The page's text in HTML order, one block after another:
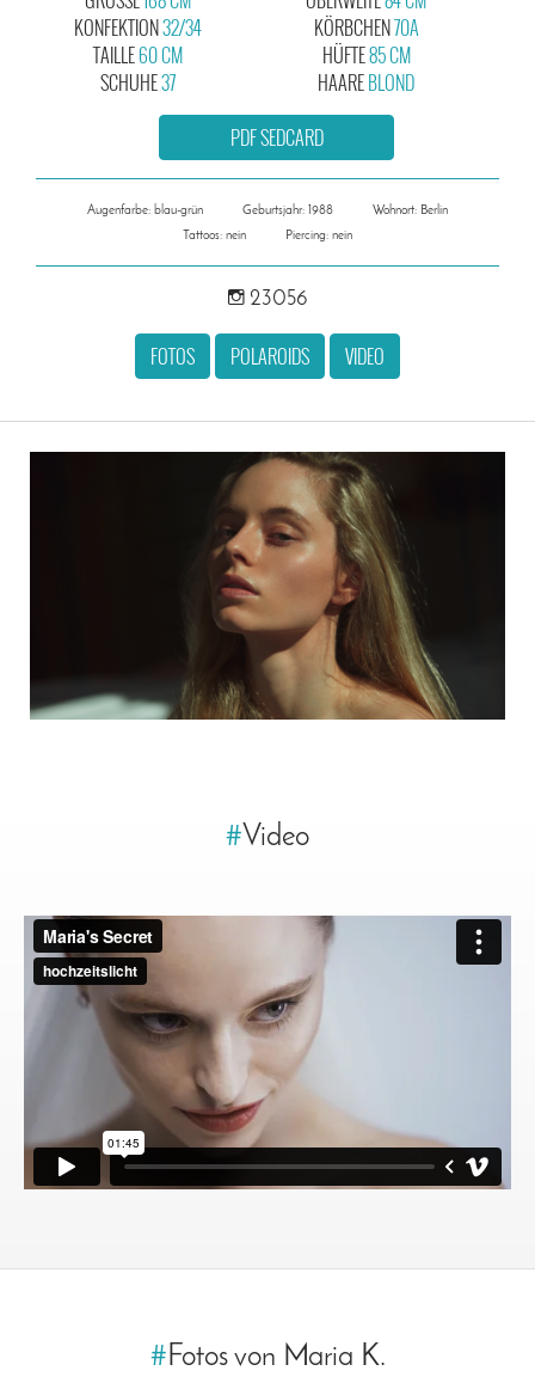
KONFEKTION32/34
KÖRBCHEN70A
TAILLE60 CM
SCHUHE37
HÜFTE85 CM
HAAREBLOND
PDF SEDCARD
Augenfarbe: blau-grün Geburtsjahr: 1988
Wohnort: Berlin
Tattoos: nein
Piercing: nein
23056
FOTOS POLAROIDS VIDEO
#Video
# Fotos von Maria K.